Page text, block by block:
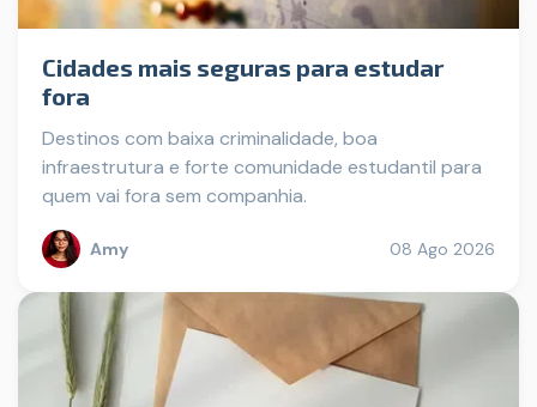
Cidades mais seguras para estudar
fora
Destinos com baixa criminalidade, boa
infraestrutura e forte comunidade estudantil para
quem vai fora sem companhia.
Amy 08 Ago 2026